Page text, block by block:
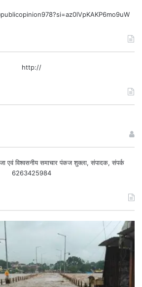
http://
एवं विश्वसनीय समाचार पंकज शुक्ला, संपादक, संपर्क
6263425984